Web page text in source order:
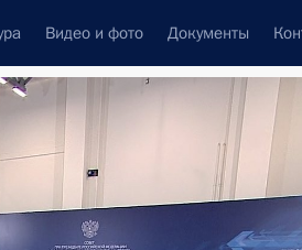
Видео и фото Документы
Все темы